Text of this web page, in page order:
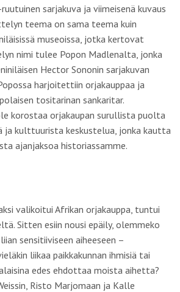
sarjakuva ja viimeisenä kuvaus
teema on sama teema kuin
museoissa, jotka kertovat
nimi tulee Popon Madlenalta, jonka
Hector Sononin sarjakuvan
harjoitettiin orjakauppaa ja
tositarinan sankaritar.
korostaa orjakaupan surullista puolta
ja kulttuurista keskustelua, jonka kautta
ajanjaksoa historiassamme.
valikoitui Afrikan orjakauppa, tuntui
Sitten esiin nousi epäily, olemmeko
sensitiiviseen aiheeseen –
liikaa paikkakunnan ihmisiä tai
edes ehdottaa moista aihetta?
Risto Marjomaan ja Kalle